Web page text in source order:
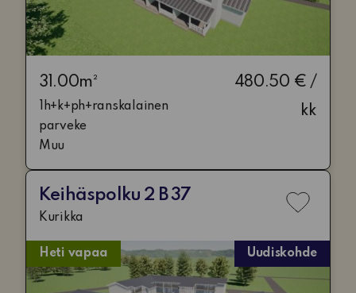
31.00m²
1h+k+ph+ranskalainen
parveke
Muu
480.50 € /
kk
Keihäspolku 2 B 37
Kurikka
Lisää
Heti vapaa Uudiskohde